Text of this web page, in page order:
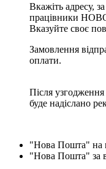
Вкажіть адресу,
працівники
Вказуйте своє
Замовлення
оплати.
Після
буде надіслано
"Нова Пошта" на
"Нова Пошта" за